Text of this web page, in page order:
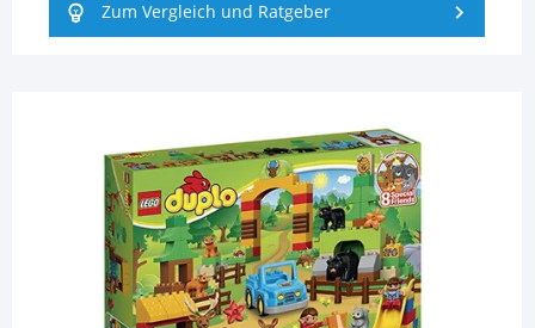
Zum Vergleich und Ratgeber